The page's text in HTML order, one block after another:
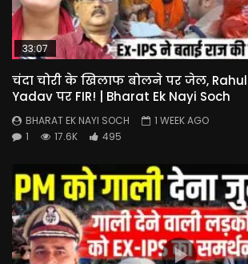
33:07
चंदा चोरी के खिलाफ बोलने पर जेल,
Yadav पर FIR! | Bharat Ek Nayi Soch
BHARAT EK NAYI SOCH
1 WEEK AGO
1
17.6K 495